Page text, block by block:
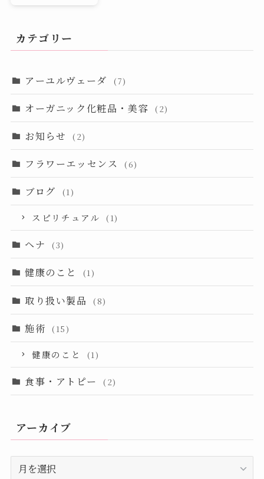
カテゴリー
アーユルヴェーダ (7)
オーガニック化粧品・美容 (2)
お知らせ (2)
フラワーエッセンス (6)
ブログ (1)
スピリチュアル (1)
ヘナ (3)
健康のこと (1)
取り扱い製品 (8)
施術 (15)
健康のこと (1)
食事・アトピー (2)
アーカイブ
ア